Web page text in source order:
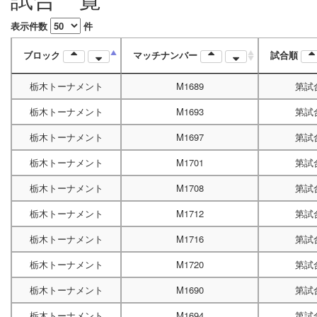
表示件数 件
ブロック マッチナンバー 試合順
栃木トーナメント M1689
第試
栃木トーナメント
M1693
第試
栃木トーナメント
M1697
第試
栃木トーナメント
M1701
第試
栃木トーナメント
M1708
第試
栃木トーナメント
M1712
第試
栃木トーナメント
M1716
第試
栃木トーナメント
M1720
第試
栃木トーナメント
M1690
第試